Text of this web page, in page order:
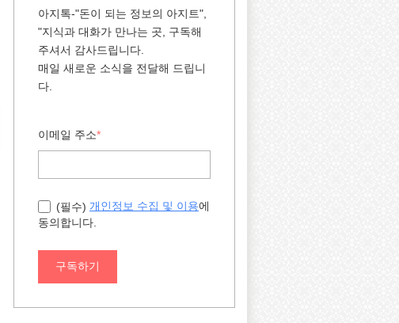
아지톡-"돈이 되는 정보의 아지트",
"지식과 대화가 만나는 곳, 구독해
주셔서 감사드립니다.
매일 새로운 소식을 전달해 드립니
다.
이메일 주소*
(필수) 개인정보 수집 및 이용에
동의합니다.
구독하기